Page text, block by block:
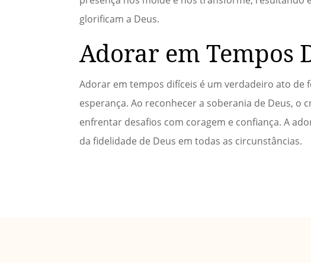
glorificam a Deus.
Adorar em Tempos
Adorar em tempos difíceis é um verdadeiro ato de
esperança. Ao reconhecer a soberania de Deus,
enfrentar desafios com coragem e confiança. A
da fidelidade de Deus em todas as circunstâncias.